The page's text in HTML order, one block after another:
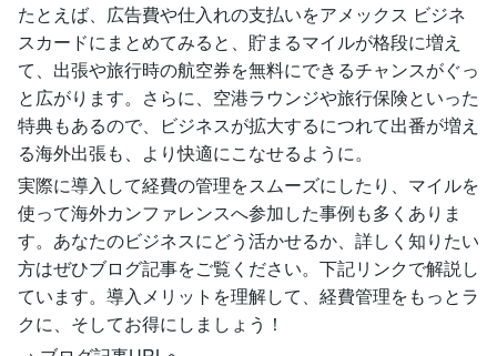
たとえば、広告費や仕入れの支払いをアメックス ビジネ
スカードにまとめてみると、貯まるマイルが格段に増え
て、出張や旅行時の航空券を無料にできるチャンスがぐっ
と広がります。さらに、空港ラウンジや旅行保険といった
特典もあるので、ビジネスが拡大するにつれて出番が増え
る海外出張も、より快適にこなせるように。
実際に導入して経費の管理をスムーズにしたり、マイルを
使って海外カンファレンスへ参加した事例も多くありま
す。あなたのビジネスにどう活かせるか、詳しく知りたい
方はぜひブログ記事をご覧ください。下記リンクで解説し
ています。導入メリットを理解して、経費管理をもっとラ
クに、そしてお得にしましょう！